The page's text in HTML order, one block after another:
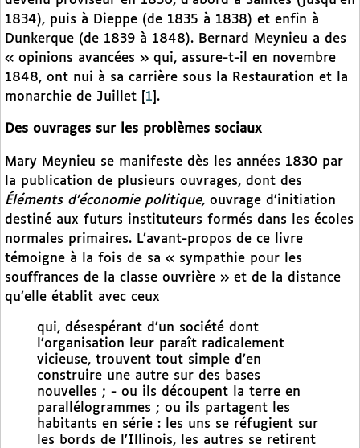
1834), puis à Dieppe (de 1835 à 1838) et enfin à
Dunkerque (de 1839 à 1848). Bernard Meynieu a des
« opinions avancées » qui, assure-t-il en novembre
1848, ont nui à sa carrière sous la Restauration et la
monarchie de Juillet
1 .
Des ouvrages sur les problèmes sociaux
Mary Meynieu se manifeste dès les années 1830 par
la publication de plusieurs ouvrages, dont des
Éléments d’économie politique, ouvrage d’initiation
destiné aux futurs instituteurs formés dans les écoles
normales primaires. L’avant-propos de ce livre
témoigne à la fois de sa « sympathie pour les
souffrances de la classe ouvrière » et de la distance
qu’elle établit avec ceux
qui, désespérant d’un société dont
l’organisation leur paraît radicalement
vicieuse, trouvent tout simple d’en
construire une autre sur des bases
nouvelles ; - ou ils découpent la terre en
parallélogrammes ; ou ils partagent les
habitants en série : les uns se réfugient sur
les bords de l’Illinois, les autres se retirent